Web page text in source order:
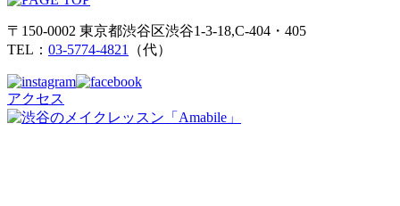
〒150-0002 東京都渋谷区渋谷1-3-18,C-404・405
TEL： 03-5774-4821 （代）
アクセス